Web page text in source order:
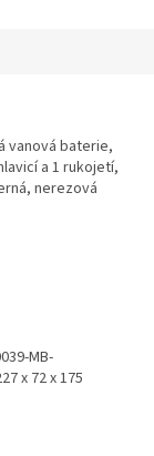
vanová baterie,
a 1 rukojetí,
nerezová
MB-
x 72 x 175